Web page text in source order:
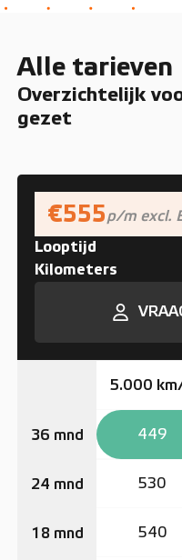
Alle tarieven
Overzichtelijk
gezet
€555p/m excl.
Looptijd
Kilometers
36 mnd
24 mnd
18 mnd
5.000
449
530
540